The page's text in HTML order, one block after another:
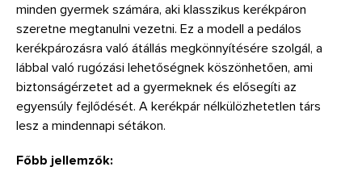
minden gyermek számára, aki klasszikus kerékpáron
szeretne megtanulni vezetni. Ez a modell a pedálos
kerékpározásra való átállás megkönnyítésére szolgál, a
lábbal való rugózási lehetőségnek köszönhetően, ami
biztonságérzetet ad a gyermeknek és elősegíti az
egyensúly fejlődését. A kerékpár nélkülözhetetlen társ
lesz a mindennapi sétákon.
Főbb jellemzők: